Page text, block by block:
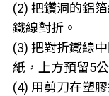
(2) 把鑽洞的鋁
鐵線對折。
(3) 把對折鐵線
紙，上方預留5公
(4) 用剪刀在塑